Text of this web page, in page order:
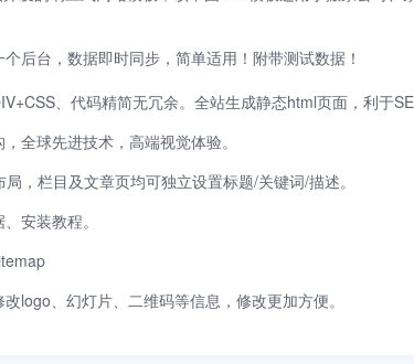
后台，数据即时同步，简单适用！附带测试数据！
、代码精简无冗余。全站生成静态html页面，利于
全球先进技术，高端视觉体验。
，栏目及文章页均可独立设置标题/关键词/描述。
安装教程。
改logo、幻灯片、二维码等信息，修改更加方便。